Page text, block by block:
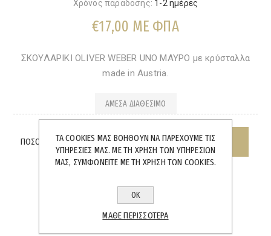
Χρόνος παράδοσης: 1-2 ημέρες
€17,00 ΜΕ ΦΠΑ
ΣΚΟΥΛΑΡΙΚΙ OLIVER WEBER UNO ΜΑΥΡΟ με κρύσταλλα
made in Austria.
ΆΜΕΣΑ ΔΙΑΘΈΣΙΜΟ
ΠΟΣΌΤΗΤΑ:
SHARE:
ΤΑ COOKIES ΜΑΣ ΒΟΗΘΟΎΝ ΝΑ ΠΑΡΈΧΟΥΜΕ ΤΙΣ
ΥΠΗΡΕΣΊΕΣ ΜΑΣ. ΜΕ ΤΗ ΧΡΉΣΗ ΤΩΝ ΥΠΗΡΕΣΙΏΝ
ΜΑΣ, ΣΥΜΦΩΝΕΊΤΕ ΜΕ ΤΗ ΧΡΉΣΗ ΤΩΝ COOKIES.
ΟΚ
ΜΆΘΕ ΠΕΡΙΣΣΌΤΕΡΑ